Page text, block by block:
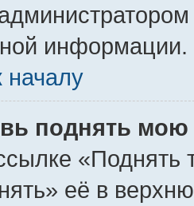
информации.
началу
поднять мою
«Поднять
её в